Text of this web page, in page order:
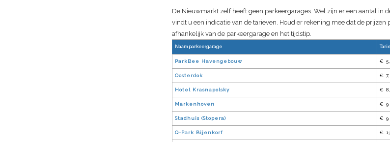
De Nieuwmarkt zelf heeft geen parkeergarages. Wel zijn er een aantal in
vindt u een indicatie van de tarieven. Houd er rekening mee dat de prijzen
afhankelijk van de parkeergarage en het tijdstip.
Naam parkeergarage
ParkBee Havengebouw €
Oosterdok €
Hotel Krasnapolsky €
Markenhoven € 9
Stadhuis (Stopera) € 9
Q-Park Bijenkorf €